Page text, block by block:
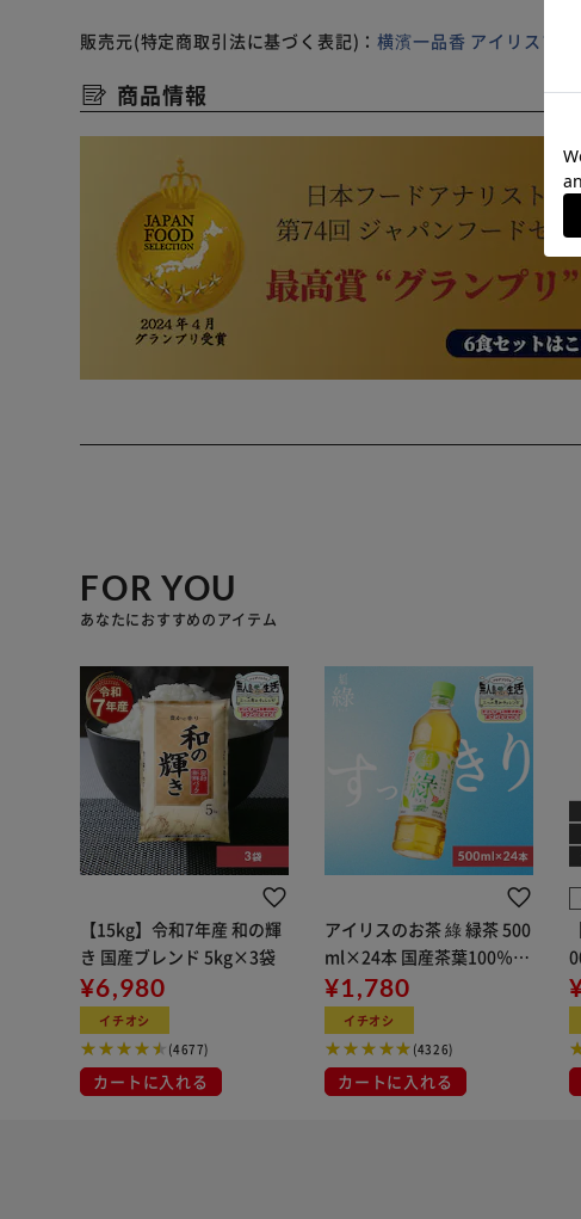
販売元(特定商取引法に基づく表記)：横濱一品香 アイリスプラ
商品情報
FOR YOU
あなたにおすすめのアイテム
【15kg】令和7年産 和の輝
き 国産ブレンド 5kg×3袋
¥6,980
イチオシ
(4677)
カートに入れる
アイリスのお茶 綠 緑茶 500
ml×24本 国産茶葉100％使
用
¥1,780
イチオシ
(4326)
カートに入れる